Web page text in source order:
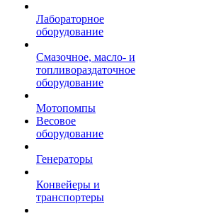
Лабораторное
оборудование
Смазочное, масло- и
топливораздаточное
оборудование
Мотопомпы
Весовое
оборудование
Генераторы
Конвейеры и
транспортеры